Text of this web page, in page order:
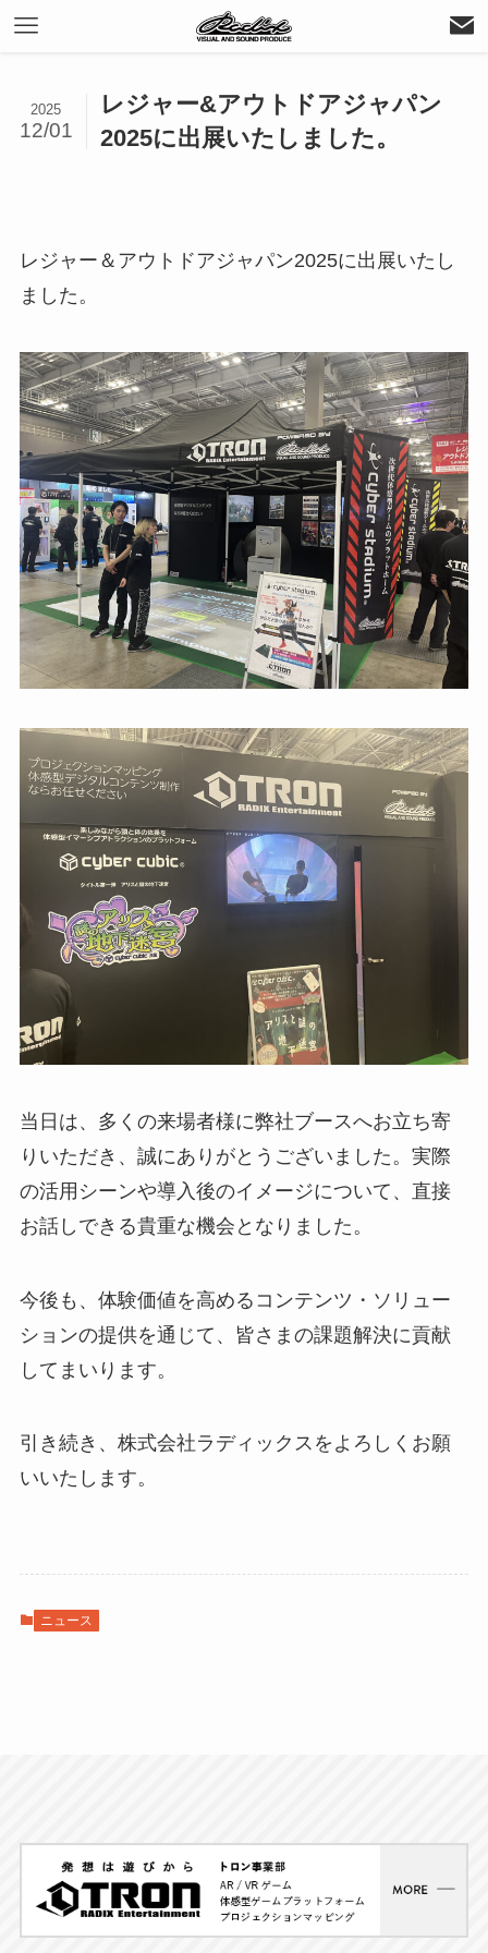
レジャー&アウトドアジャパン
2025に出展いたしました。
2025
12/01
レジャー＆アウトドアジャパン2025に出展いたし
ました。
当日は、多くの来場者様に弊社ブースへお立ち寄
りいただき、誠にありがとうございました。実際
の活用シーンや導入後のイメージについて、直接
お話しできる貴重な機会となりました。
今後も、体験価値を高めるコンテンツ・ソリュー
ションの提供を通じて、皆さまの課題解決に貢献
してまいります。
引き続き、株式会社ラディックスをよろしくお願
いいたします。
ニュース